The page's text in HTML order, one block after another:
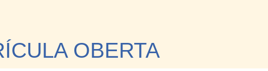
OBERTA